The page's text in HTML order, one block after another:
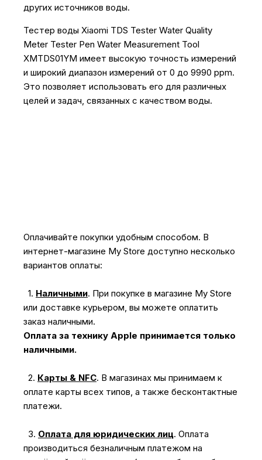
других источников воды.
Тестер воды Xiaomi TDS Tester Water Quality
Meter Tester Pen Water Measurement Tool
XMTDS01YM имеет высокую точность измерений
и широкий диапазон измерений от 0 до 9990 ppm.
Это позволяет использовать его для различных
целей и задач, связанных с качеством воды.
Оплачивайте покупки удобным способом. В
интернет-магазине My Store доступно несколько
вариантов оплаты:
1. Наличными. При покупке в магазине My Store
или доставке курьером, вы можете оплатить
заказ наличными.
Оплата за технику Apple принимается только
наличными.
2. Карты & NFC. В магазинах мы принимаем к
оплате карты всех типов, а также бесконтактные
платежи.
3. Оплата для юридических лиц. Оплата
производиться безналичным платежом на